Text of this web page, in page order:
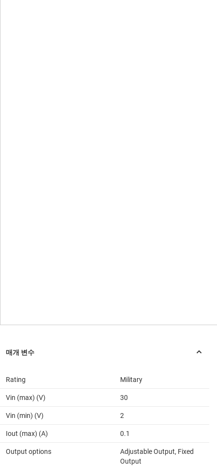
Rating Military
Vin (max) (V) 30
Vin (min) (V) 2
Iout (max) (A) 0.1
Output options
Adjustable Output, Fixed
Output